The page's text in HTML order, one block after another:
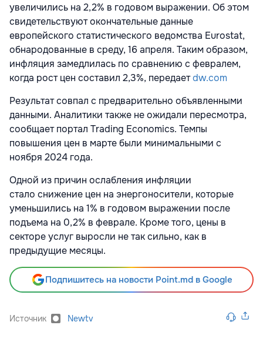
увеличились на 2,2% в годовом выражении. Об этом
свидетельствуют окончательные данные
европейского статистического ведомства Eurostat,
обнародованные в среду, 16 апреля. Таким образом,
инфляция замедлилась по сравнению с февралем,
когда рост цен составил 2,3%, передаетdw.com
Результат совпал с предварительно объявленными
данными. Аналитики также не ожидали пересмотра,
сообщает портал Trading Economics. Темпы
повышения цен в марте были минимальными с
ноября 2024 года.
Одной из причин ослабления инфляции
стало снижение цен на энергоносители, которые
уменьшились на 1% в годовом выражении после
подъема на 0,2% в феврале. Кроме того, цены в
секторе услуг выросли не так сильно, как в
предыдущие месяцы.
Подпишитесь на новости Point.md в Google
Источник Newtv